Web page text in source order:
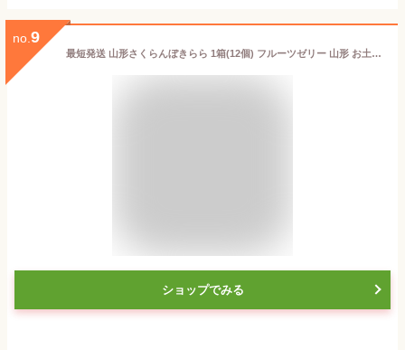
no. 9
最短発送 山形さくらんぼきらら 1箱(12個) フルーツゼリー 山形 お土産 お菓子 個包装 お取り寄せ 水菓子 さくらんぼゼリーお中元 夏ギフト 帰省土産 手土産 【A01】
ショップでみる